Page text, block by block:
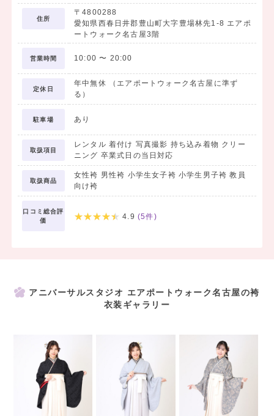
③伊達締め
今だけ！ご成約！
特典①
❀前撮り時の撮影料金無料
一人で。家族で。友だちと。ガーデンで。
（3,300円相当）
特典②
❀六切写真1枚無料（写真データ付き）
前撮り時のお写真六切プリント（約B5サイズ）が1枚付いてきます。
ご購入のお写真はデータもプレゼント。
（5,500円相当）
19,800円相当
袴のみレンタルプラン
11,000円均一（税込）
住所
〒4800288
愛知県西春日井郡豊山町大字豊場林先1-8 エアポ
ートウォーク名古屋3階
営業時間 10:00 〜 20:00
定休日
年中無休 （エアポートウォーク名古屋に準ず
る）
駐車場 あり
取扱項目
レンタル 着付け 写真撮影 持ち込み着物 クリー
ニング 卒業式日の当日対応
取扱商品
女性袴 男性袴 小学生女子袴 小学生男子袴 教員
向け袴
口コミ総合評
価
4.9 (5件)
アニバーサルスタジオ エアポートウォーク名古屋の袴
衣装ギャラリー